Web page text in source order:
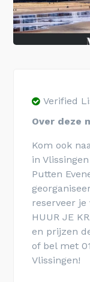
Verified
Over deze
Kom ook
in
Putten
reserveer
HUUR JE
en prijzen
of bel met
Vlissingen!